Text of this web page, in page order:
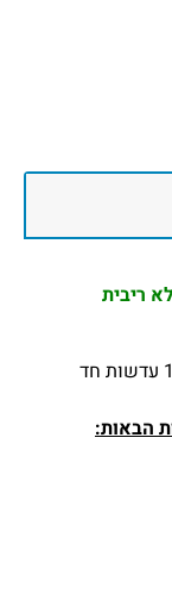
ללא ריבית
ניתן להזמין עדשות אלו באריזה בודדת (10 עדשות חד
הבאות: